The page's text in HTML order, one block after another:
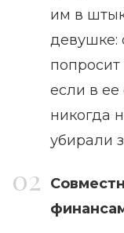
им в
девушке:
если в ее
никогда
убирали